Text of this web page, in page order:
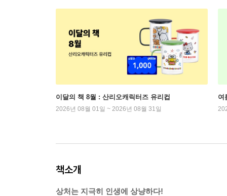
이달의 책 8월 : 산리오캐릭터즈 유리컵
2026년 08월 01일 ~ 2026년 08월 31일
여
책소개
상처는 지극히 인생에 상냥하다!